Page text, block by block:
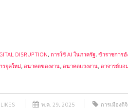
DISRUPTION การใช้ AI ในภาครัฐ ข้าราชการ
รยุคใหม่ อนาคตของงาน อนาคตแรงงาน อาจารย์บอ
LIKES พ.ค. 29, 2025 การเมืองดิ